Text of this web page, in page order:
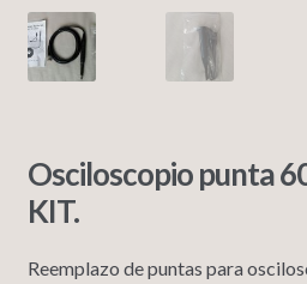
Osciloscopio punta
KIT.
Reemplazo de puntas para